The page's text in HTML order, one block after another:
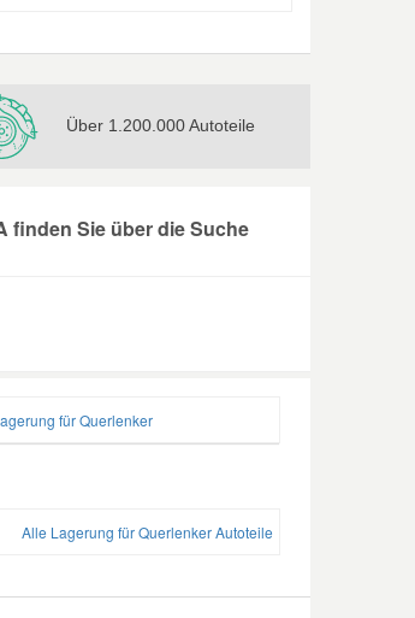
Über 1.200.000 Autoteile
finden Sie über die Suche
für Querlenker
Alle Lagerung für Querlenker Autoteile